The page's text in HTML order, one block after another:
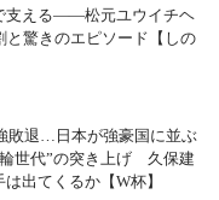
支える――松元ユウイチヘ
と驚きのエピソード【しの
敗退…日本が強豪国に並ぶ
世代”の突き上げ 久保建
出てくるか【W杯】